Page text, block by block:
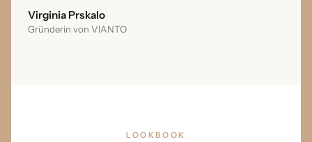
Virginia Prskalo
Gründerin von VIANTO
LOOKBOOK